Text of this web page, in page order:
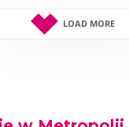
LOAD MORE